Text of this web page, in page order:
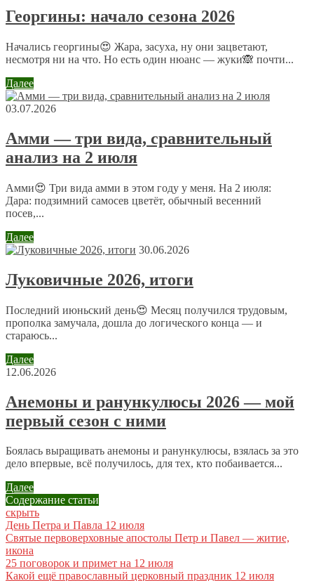
Ваш адрес email не будет опубликован.
Обязательные поля
помечены*
Комментарий*
Имя*
Email*
Сайт
персональных данных.Политика конфиденциальности
Георгины: начало сезона 2026
Начались георгины😍 Жара, засуха, ну они зацветают,
несмотря ни на что. Но есть один нюанс — жуки🙈 почти...
Далее
03.07.2026
Амми — три вида, сравнительный
анализ на 2 июля
Амми😍 Три вида амми в этом году у меня. На 2 июля:
Дара: подзимний самосев цветёт, обычный весенний
посев,...
Далее
30.06.2026
Луковичные 2026, итоги
Последний июньский день😍 Месяц получился трудовым,
прополка замучала, дошла до логического конца — и
стараюсь...
Далее
12.06.2026
Анемоны и ранункулюсы 2026 — мой
первый сезон с ними
Боялась выращивать анемоны и ранункулюсы, взялась за это
дело впервые, всё получилось, для тех, кто побаивается...
Далее
Содержание статьи
скрыть
День Петра и Павла 12 июля
Святые первоверховные апостолы Петр и Павел — житие,
икона
25 поговорок и примет на 12 июля
Какой ещё православный церковный праздник 12 июля